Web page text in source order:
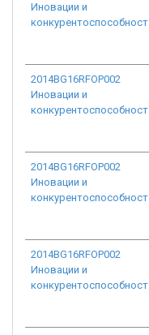
Иновации и
конкурентоспособност
2014BG16RFOP002
Иновации и
конкурентоспособност
2014BG16RFOP002
Иновации и
конкурентоспособност
2014BG16RFOP002
Иновации и
конкурентоспособност